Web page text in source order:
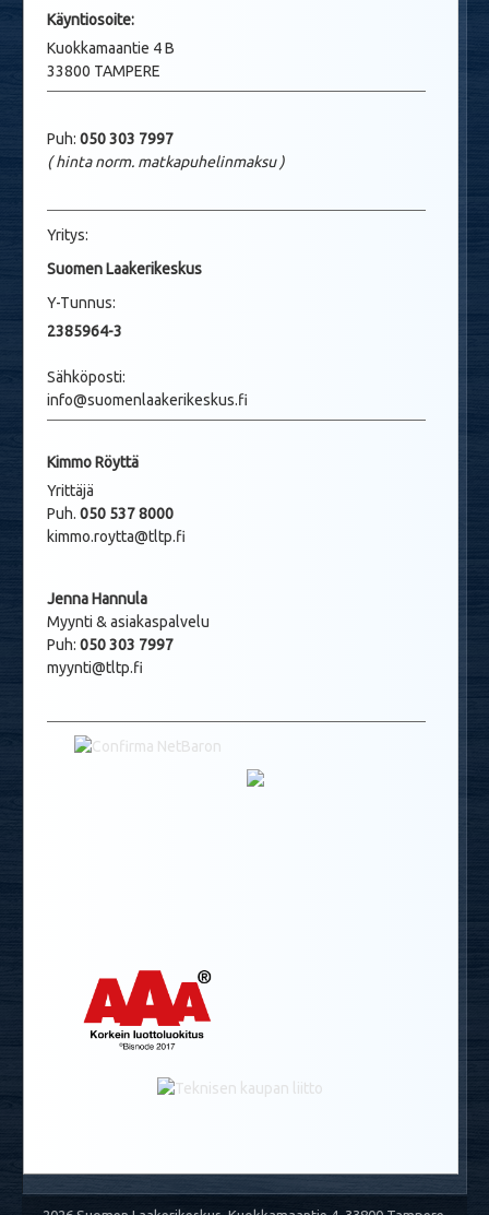
Käyntiosoite:
Kuokkamaantie 4 B
33800 TAMPERE
Puh: 050 303 7997
( hinta norm. matkapuhelinmaksu )
Yritys:
Suomen Laakerikeskus
Y-Tunnus:
2385964-3
Sähköposti:
info@suomenlaakerikeskus.fi
Kimmo Röyttä
Yrittäjä
Puh. 050 537 8000
kimmo.roytta@tltp.fi
Jenna Hannula
Myynti & asiakaspalvelu
Puh: 050 303 7997
myynti@tltp.fi